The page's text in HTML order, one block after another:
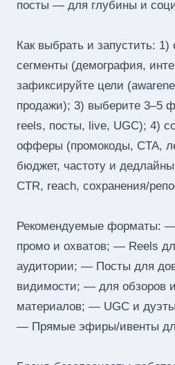
посты — для глубины и
Как выбрать и запустить:
сегменты (демография,
зафиксируйте цели
продажи); 3) выберите 3–5
reels, посты, live, UGC); 4)
офферы (промокоды, CTA,
бюджет, частоту и
CTR, reach, сохранения/
Рекомендуемые форматы:
промо и охватов; — Reels
аудитории; — Посты для
видимости; — для обзоров
материалов; — UGC и
— Прямые эфиры/ивенты